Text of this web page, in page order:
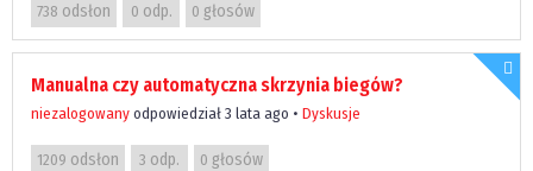
738 odsłon 0 odp. 0 głosów
Manualna czy automatyczna skrzynia biegów?
niezalogowany odpowiedział 3 lata ago • Dyskusje
1209 odsłon 3 odp. 0 głosów